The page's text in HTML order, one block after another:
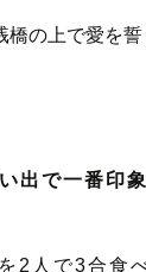
出で一番印
2人で3合食